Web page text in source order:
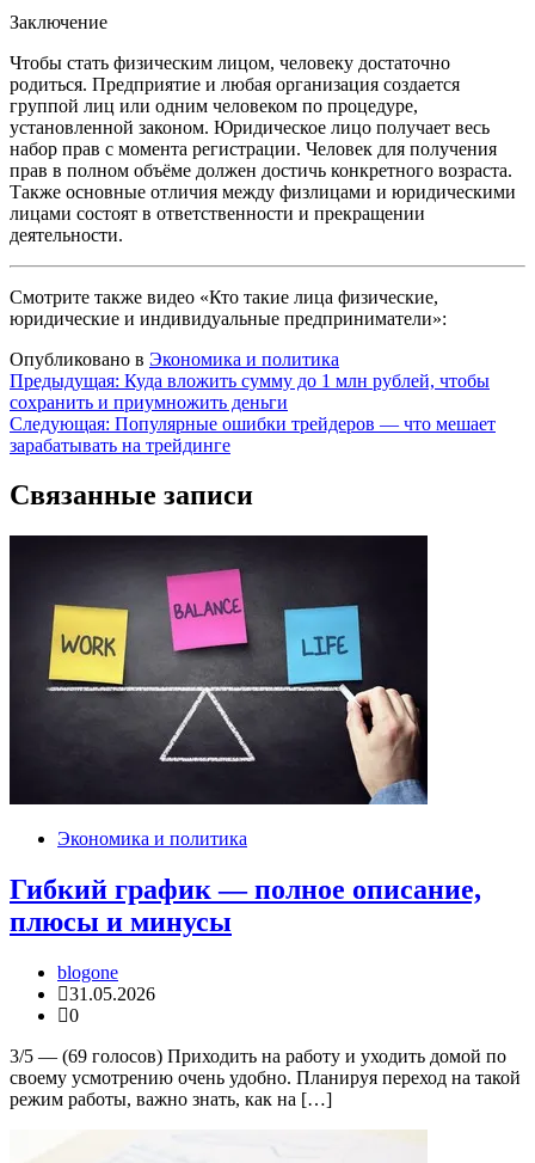
Заключение
Чтобы стать физическим лицом, человеку достаточно
родиться. Предприятие и любая организация создается
группой лиц или одним человеком по процедуре,
установленной законом. Юридическое лицо получает весь
набор прав с момента регистрации. Человек для получения
прав в полном объёме должен достичь конкретного возраста.
Также основные отличия между физлицами и юридическими
лицами состоят в ответственности и прекращении
деятельности.
Смотрите также видео «Кто такие лица физические,
юридические и индивидуальные предприниматели»:
Опубликовано в Экономика и политика
Навигация
по
записям
Предыдущая: Куда вложить сумму до 1 млн рублей, чтобы
сохранить и приумножить деньги
Следующая: Популярные ошибки трейдеров — что мешает
зарабатывать на трейдинге
Связанные записи
Экономика и политика
Гибкий график — полное описание,
плюсы и минусы
blogone
31.05.2026
0
3/5 — (69 голосов) Приходить на работу и уходить домой по
своему усмотрению очень удобно. Планируя переход на такой
режим работы, важно знать, как на […]